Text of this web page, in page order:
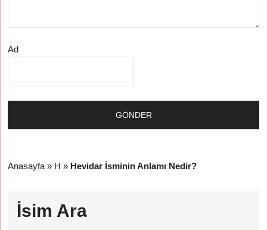
Ad
Anasayfa » H » Hevidar İsminin Anlamı Nedir?
İsim Ara